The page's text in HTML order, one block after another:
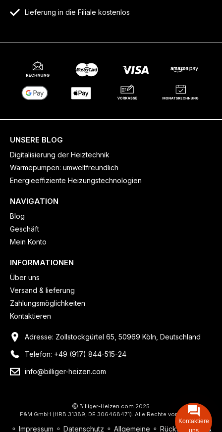
Lieferung in die Filiale kostenlos
UNSERE BLOG
Digitalisierung der Heiztechnik
Wärmepumpen: umweltfreundlich
Energieeffiziente Heizungstechnologien
NAVIGATION
Blog
Geschäft
Mein Konto
INFORMATIONEN
Über uns
Versand & lieferung
Zahlungsmöglichkeiten
Kontaktieren
Adresse: Zollstockgürtel 65, 50969 Köln, Deutschland
Telefon: +49 (917) 844-515-24
info@billiger-heizen.com
Billiger-Heizen.com 2025
F&M GmbH (HRB 31389, DE 306468471). Alle Rechte vorbehalten.
⚬ Impressum ⚬ Datenschutz ⚬ Allgemeine ⚬ Rücksendung &
Kontaktiere
uns